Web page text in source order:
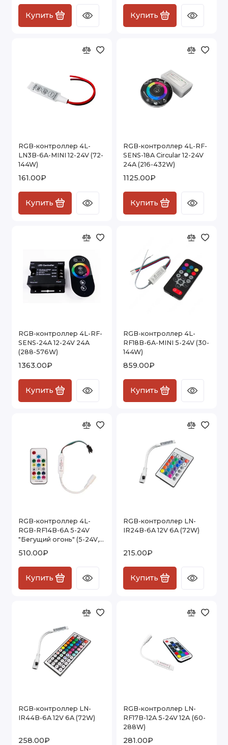
Купить Купить
RGB-контроллер 4L-
LN3B-6A-MINI 12-24V (72-
144W)
161.00₽
Купить
RGB-контроллер 4L-RF-
SENS-18A Circular 12-24V
24A (216-432W)
1125.00₽
Купить
RGB-контроллер 4L-RF-
SENS-24A 12-24V 24A
(288-576W)
1363.00₽
Купить
RGB-контроллер 4L-
RF18B-6A-MINI 5-24V (30-
144W)
859.00₽
Купить
RGB-контроллер 4L-
RGB-RF14B-6A 5-24V
"Бегущий огонь" (5-24V,
510.00₽
Купить
RGB-контроллер LN-
IR24B-6A 12V 6A (72W)
215.00₽
Купить
RGB-контроллер LN-
IR44B-6A 12V 6A (72W)
258.00₽
RGB-контроллер LN-
RF17B-12A 5-24V 12А (60-
288W)
281.00₽